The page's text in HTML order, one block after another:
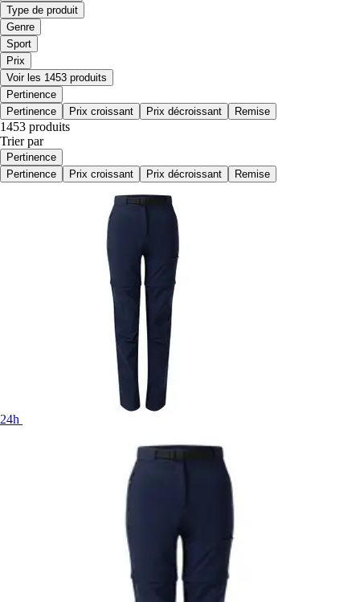
Type de produit
Genre
Sport
Prix
Voir les 1453 produits
Pertinence
Pertinence
Prix croissant Prix décroissant Remise
1453 produits
Trier par
Pertinence
Pertinence
Prix croissant Prix décroissant Remise
24h